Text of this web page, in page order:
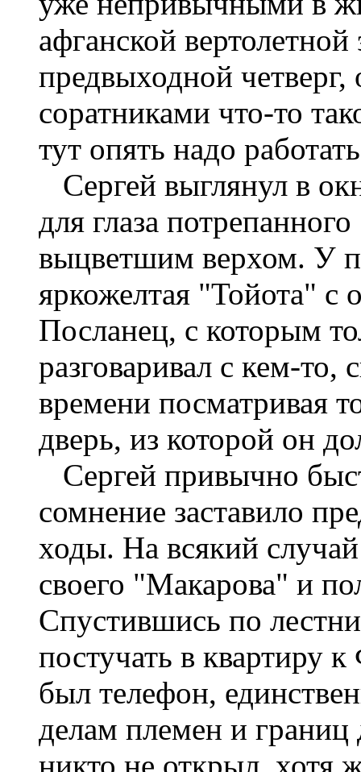
афганской
предвыходной
соратниками что-то
тут опять надо
Сергей выглянул в
для глаза
выцветшим верхом. У
яркожелтая "Тойота"
Посланец, с которым
разговаривал с кем-
времени посматривая
дверь, из ко­торой он
Сергей привычно
сомне­ние заставило
ходы. На всякий
своего "Макарова" и
Спустившись по
постучать в квартиру
был телефон,
делам племен и границ